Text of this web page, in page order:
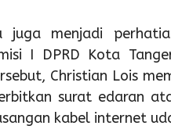
juga menjadi
I DPRD Kota
Christian Lois
surat edaran
kabel internet